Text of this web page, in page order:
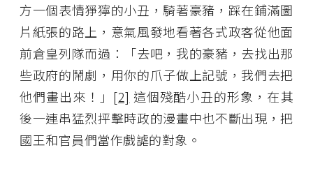
方一個表情猙獰的小丑，騎著豪豬，踩在鋪滿圖
片紙張的路上，意氣風發地看著各式政客從他面
前倉皇列隊而過：「去吧，我的豪豬，去找出那
些政府的鬧劇，用你的爪子做上記號，我們去把
他們畫出來！」 [2] 這個殘酷小丑的形象，在其
後一連串猛烈抨擊時政的漫畫中也不斷出現，把
國王和官員們當作戲謔的對象。